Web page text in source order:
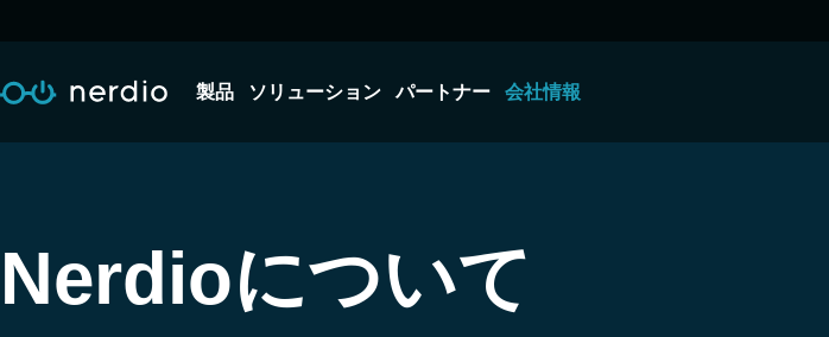
製品 ソリューション パートナー 会社情報
Nerdioについて